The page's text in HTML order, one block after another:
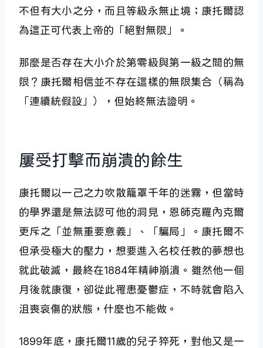
不但有大小之分，而且等級永無止境；康托爾認
為這正可代表上帝的「絕對無限」。
那麼是否存在大小介於第零級與第一級之間的無
限？康托爾相信並不存在這樣的無限集合（稱為
「連續統假設」），但始終無法證明。
屢受打擊而崩潰的餘生
康托爾以一己之力吹散籠罩千年的迷霧，但當時
的學界還是無法認可他的洞見，恩師克羅內克爾
更斥之「並無重要意義」、「騙局」。康托爾不
但承受極大的壓力，想要進入名校任教的夢想也
就此破滅，最終在1884年精神崩潰。雖然他一個
月後就康復，卻從此罹患憂鬱症，不時就會陷入
沮喪哀傷的狀態，什麼也不能做。
1899年底，康托爾11歲的兒子猝死，對他又是一